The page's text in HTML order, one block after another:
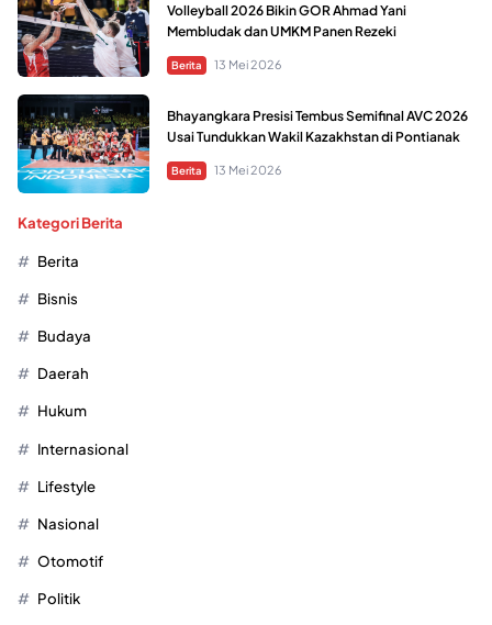
Volleyball 2026 Bikin GOR Ahmad Yani
Membludak dan UMKM Panen Rezeki
Berita 13 Mei 2026
Bhayangkara Presisi Tembus Semifinal AVC 2026
Usai Tundukkan Wakil Kazakhstan di Pontianak
Berita 13 Mei 2026
Kategori Berita
Berita
Bisnis
Budaya
Daerah
Hukum
Internasional
Lifestyle
Nasional
Otomotif
Politik